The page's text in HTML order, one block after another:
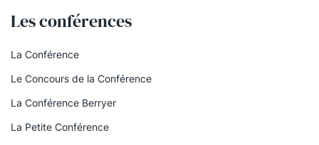
Les conférences
La Conférence
Le Concours de la Conférence
La Conférence Berryer
La Petite Conférence